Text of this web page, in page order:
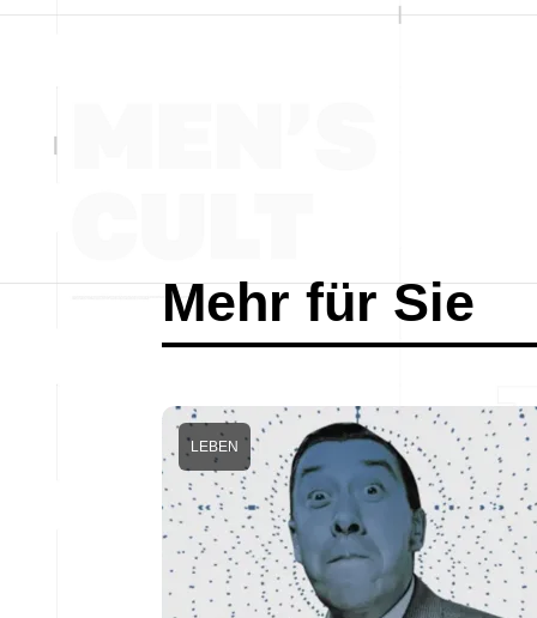
Mehr für Sie
LEBEN